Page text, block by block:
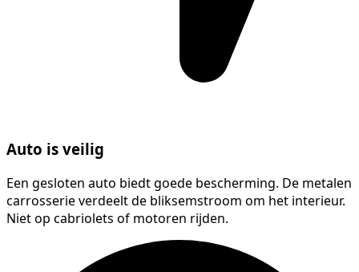
Auto is veilig
Een gesloten auto biedt goede bescherming. De metalen
carrosserie verdeelt de bliksemstroom om het interieur.
Niet op cabriolets of motoren rijden.